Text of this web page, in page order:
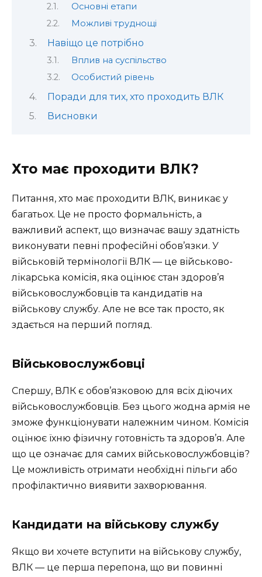
Основні етапи
Можливі труднощі
Навіщо це потрібно
Вплив на суспільство
Особистий рівень
Поради для тих, хто проходить ВЛК
Висновки
Хто має проходити ВЛК?
Питання, хто має проходити ВЛК, виникає у
багатьох. Це не просто формальність, а
важливий аспект, що визначає вашу здатність
виконувати певні професійні обов’язки. У
військовій термінології ВЛК — це військово-
лікарська комісія, яка оцінює стан здоров’я
військовослужбовців та кандидатів на
військову службу. Але не все так просто, як
здається на перший погляд.
Військовослужбовці
Спершу, ВЛК є обов’язковою для всіх діючих
військовослужбовців. Без цього жодна армія не
зможе функціонувати належним чином. Комісія
оцінює їхню фізичну готовність та здоров’я. Але
що це означає для самих військовослужбовців?
Це можливість отримати необхідні пільги або
профілактично виявити захворювання.
Кандидати на військову службу
Якщо ви хочете вступити на військову службу,
ВЛК — це перша перепона, що ви повинні